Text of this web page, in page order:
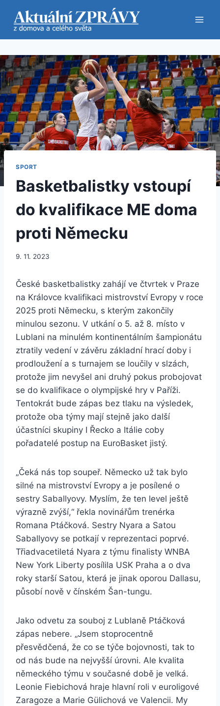
obsah
SPORT
Basketbalistky vstoupí
do kvalifikace ME doma
proti Německu
9. 11. 2023
České basketbalistky zahájí ve čtvrtek v Praze
na Královce kvalifikaci mistrovství Evropy v roce
2025 proti Německu, s kterým zakončily
minulou sezonu. V utkání o 5. až 8. místo v
Lublani na minulém kontinentálním šampionátu
ztratily vedení v závěru základní hrací doby i
prodloužení a s turnajem se loučily v slzách,
protože jim nevyšel ani druhý pokus probojovat
se do kvalifikace o olympijské hry v Paříži.
Tentokrát bude zápas bez tlaku na výsledek,
protože oba týmy mají stejně jako další
účastníci skupiny I Řecko a Itálie coby
pořadatelé postup na EuroBasket jistý.
„Čeká nás top soupeř. Německo už tak bylo
silné na mistrovství Evropy a je posílené o
sestry Saballyovy. Myslím, že ten level ještě
výrazně zvýší,“ řekla novinářům trenérka
Romana Ptáčková. Sestry Nyara a Satou
Saballyovy se potkají v reprezentaci poprvé.
Třiadvacetiletá Nyara z týmu finalisty WNBA
New York Liberty posílila USK Praha a o dva
roky starší Satou, která je jinak oporou Dallasu,
působí nově v čínském Šan-tungu.
Jako odvetu za souboj z Lublaně Ptáčková
zápas nebere. „Jsem stoprocentně
přesvědčená, že co se týče bojovnosti, tak to
od nás bude na nejvyšší úrovni. Ale kvalita
německého týmu v současné době je velká.
Leonie Fiebichová hraje hlavní roli v euroligové
Zaragoze a Marie Gülichová ve Valencii. My